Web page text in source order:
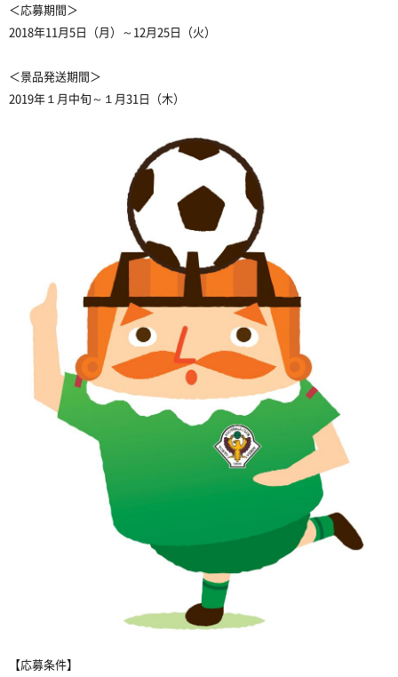
＜応募期間＞
2018年11月5日（月）～12月25日（火）
＜景品発送期間＞
2019年１月中旬～１月31日（木）
【応募条件】